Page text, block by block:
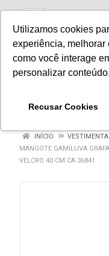
Utilizamos cookies
experiência,
como você interage
personalizar conteúdo.
Recusar Cookies
INÍCIO VESTIMENTA
MANGOTE GAMILUVA
VELCRO 40 CM CA 36841